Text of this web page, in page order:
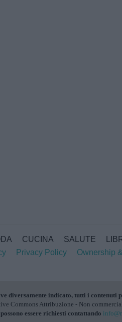
CUCINA SALUTE
Privacy Policy Ownership
diversamente indicato, tutti i contenuti
Commons Attribuzione - Non
essere richiesti contattando